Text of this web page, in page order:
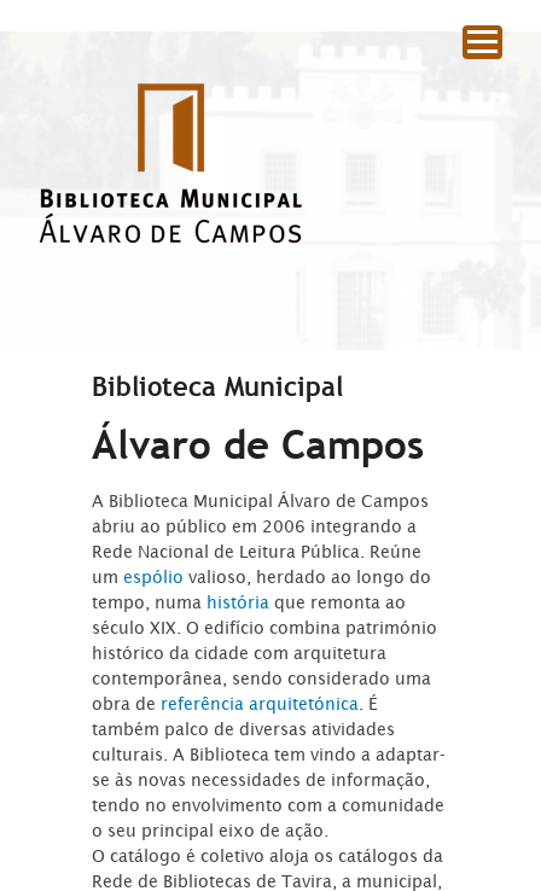
Biblioteca Municipal
Álvaro de Campos
A Biblioteca Municipal Álvaro de Campos
abriu ao público em 2006 integrando a
Rede Nacional de Leitura Pública. Reúne
umespóliovalioso, herdado ao longo do
tempo, numa história que remonta ao
século XIX. O edifício combina património
histórico da cidade com arquitetura
contemporânea, sendo considerado uma
obra de referência arquitetónica . É
também palco de diversas atividades
culturais. A Biblioteca tem vindo a adaptar-
se às novas necessidades de informação,
tendo no envolvimento com a comunidade
o seu principal eixo de ação.
O catálogo é coletivo aloja os catálogos da
Rede de Bibliotecas de Tavira, a municipal,